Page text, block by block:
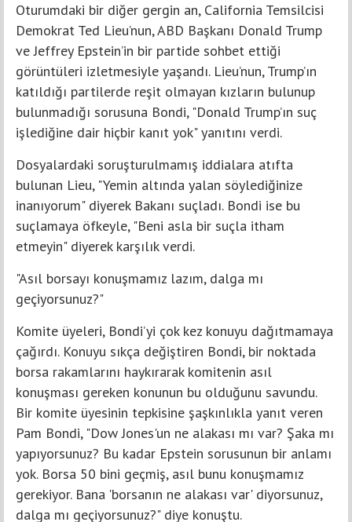
Oturumdaki bir diğer gergin an, California Temsilcisi
Demokrat Ted Lieu’nun, ABD Başkanı Donald Trump
ve Jeffrey Epstein’in bir partide sohbet ettiği
görüntüleri izletmesiyle yaşandı. Lieu’nun, Trump’ın
katıldığı partilerde reşit olmayan kızların bulunup
bulunmadığı sorusuna Bondi, "Donald Trump’ın suç
işlediğine dair hiçbir kanıt yok" yanıtını verdi.
Dosyalardaki soruşturulmamış iddialara atıfta
bulunan Lieu, "Yemin altında yalan söylediğinize
inanıyorum" diyerek Bakanı suçladı. Bondi ise bu
suçlamaya öfkeyle, "Beni asla bir suçla itham
etmeyin" diyerek karşılık verdi.
"Asıl borsayı konuşmamız lazım, dalga mı
geçiyorsunuz?"
Komite üyeleri, Bondi’yi çok kez konuyu dağıtmamaya
çağırdı. Konuyu sıkça değiştiren Bondi, bir noktada
borsa rakamlarını haykırarak komitenin asıl
konuşması gereken konunun bu olduğunu savundu.
Bir komite üyesinin tepkisine şaşkınlıkla yanıt veren
Pam Bondi, "Dow Jones'un ne alakası mı var? Şaka mı
yapıyorsunuz? Bu kadar Epstein sorusunun bir anlamı
yok. Borsa 50 bini geçmiş, asıl bunu konuşmamız
gerekiyor. Bana 'borsanın ne alakası var' diyorsunuz,
dalga mı geçiyorsunuz?" diye konuştu.